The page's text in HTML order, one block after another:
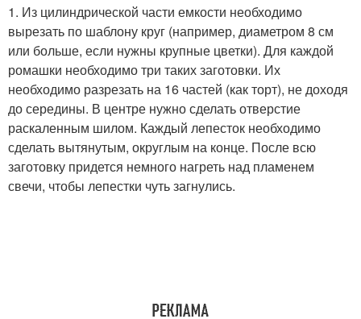
1. Из цилиндрической части емкости необходимо
вырезать по шаблону круг (например, диаметром 8 см
или больше, если нужны крупные цветки). Для каждой
ромашки необходимо три таких заготовки. Их
необходимо разрезать на 16 частей (как торт), не доходя
до середины. В центре нужно сделать отверстие
раскаленным шилом. Каждый лепесток необходимо
сделать вытянутым, округлым на конце. После всю
заготовку придется немного нагреть над пламенем
свечи, чтобы лепестки чуть загнулись.